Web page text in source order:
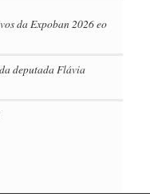
da Expoban 2026 eo
deputada Flávia